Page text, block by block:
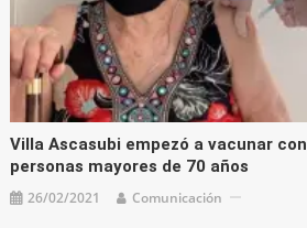
Villa Ascasubi empezó a vacunar
personas mayores de 70 años
26/02/2021 Comunicación